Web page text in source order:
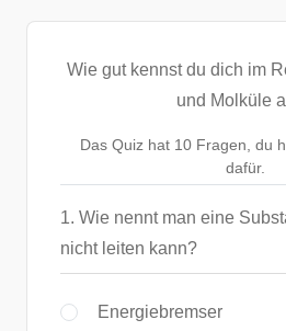
Wie gut kennst du dich im
und Molküle
Das Quiz hat 10 Fragen, du
dafür.
1. Wie nennt man eine
nicht leiten kann?
Energiebremser